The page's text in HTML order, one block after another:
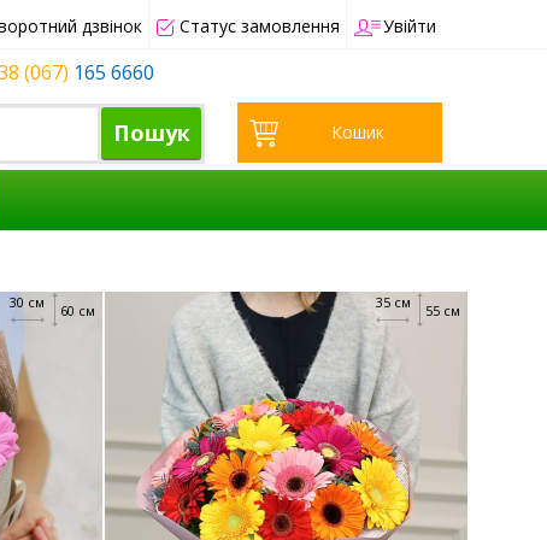
дзвінок Статус замовлення Увійти
(067) 165 6660
Пошук Кошик
60 см
30 см 55 см
35 см